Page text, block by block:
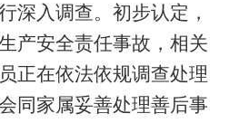
深入调查。初步认定，
产安全责任事故，相关
正在依法依规调查处理
同家属妥善处理善后事